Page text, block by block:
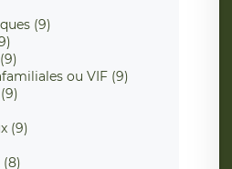
(9)
ou VIF (9)
(9)
(8)